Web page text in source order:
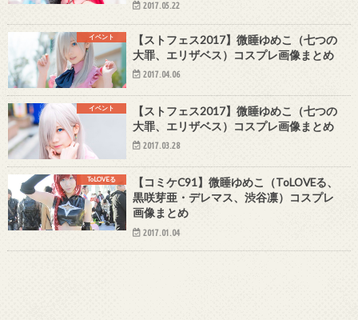
2017.05.22
イベント
【ストフェス2017】微睡ゆめこ（七つの
大罪、エリザベス）コスプレ画像まとめ
2017.04.06
イベント
【ストフェス2017】微睡ゆめこ（七つの
大罪、エリザベス）コスプレ画像まとめ
2017.03.28
ToLOVEる
【コミケC91】微睡ゆめこ（ToLOVEる、
黒咲芽亜・デレマス、渋谷凛）コスプレ
画像まとめ
2017.01.04